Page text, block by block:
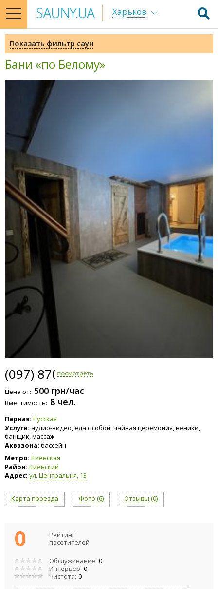
toggle
navigation
Харьков
Бани «по Белому»
(097) 870-2015
Цена от: 500 грн/час
Вместимость: 8 чел.
Парная: Русская
Услуги: аудио-видео, еда с собой, чайная церемония, веники,
банщик, массаж
Аквазона: бассейн
Метро: Киевская
Район: Киевский
Адрес: ул. Центральня, 13
Карта проезда Фото (6) Отзывы (0)
0
Рейтинг
посетителей
Обслуживание: 0
Интерьер: 0
Чистота: 0
Показать фильтр саун